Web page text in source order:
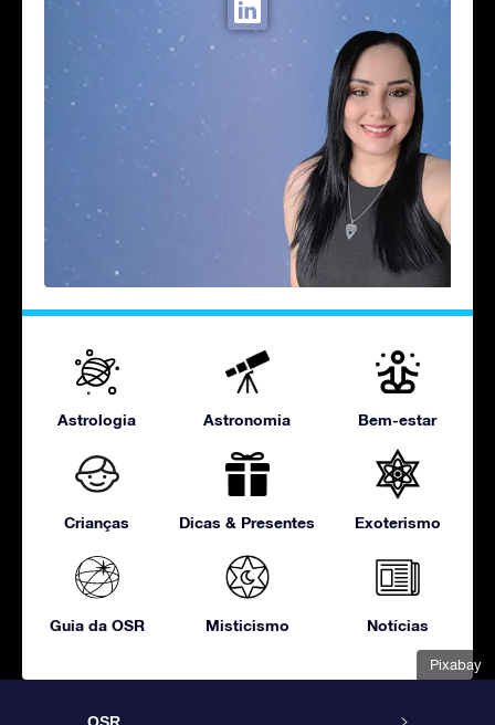
Pixabay
Astrologia Astronomia Bem-estar
Crianças Dicas & Presentes Exoterismo
Guia da OSR Misticismo Notícias